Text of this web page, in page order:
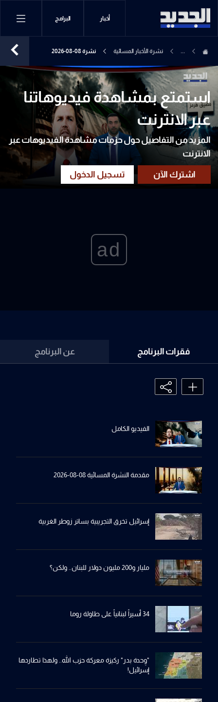
أخبار البرامج
... نشرة الأخبار المسائية نشرة 08-08-2026
استمتع بمشاهدة فيديوهاتنا
عبر الانترنت
المزيد من التفاصيل حول حزمات مشاهدة الفيديوهات عبر
الانترنت
ad
فقرات البرنامج عن البرنامج
الفيديو الكامل
مقدمة النشرة المسائية 08-08-2026
إسرائيل تخرِق التجريبية بساترِ زوطر الغربية
مليار و200 مليون دولار للبنان.. ولكن؟
34 أسيراً لبنانياً على طاولة روما
"وِحدة بدر" ركيزة معركة حزب الله.. ولهذا تطاردها
إسرائيل!